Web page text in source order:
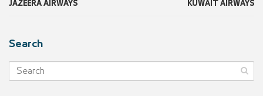
JAZEERA AIRWAYS
KUWAIT AIRWAYS
Search